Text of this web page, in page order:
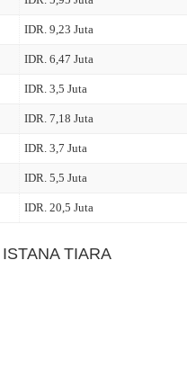
IDR. 9,23 Juta
IDR. 6,47 Juta
IDR. 3,5 Juta
IDR. 7,18 Juta
IDR. 3,7 Juta
IDR. 5,5 Juta
IDR. 20,5 Juta
TIARA